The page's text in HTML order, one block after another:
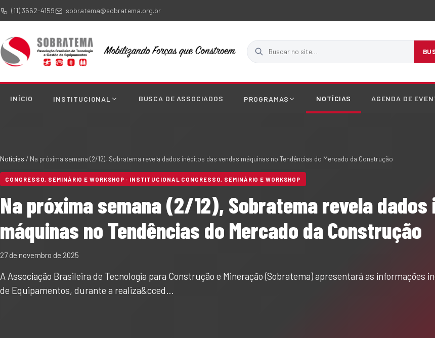
(11) 3662-4159 sobratema@sobratema.org.br
Buscar no site
INÍCIO INSTITUCIONAL BUSCA DE ASSOCIADOS PROGRAMAS NOTÍCIAS AGENDA DE
Notícias / Na próxima semana (2/12), Sobratema revela dados inéditos das vendas máquinas no Tendências do Mercado da Construção
CONGRESSO, SEMINÁRIO E WORKSHOP · INSTITUCIONAL CONGRESSO, SEMINÁRIO E WORKSHOP
Na próxima semana (2/12), Sobratema revela
máquinas no Tendências do Mercado da Construção
27 de novembro de 2025
A Associação Brasileira de Tecnologia para Construção e Mineração (Sobratema) apresentará as informações
de Equipamentos, durante a realiza&cced…